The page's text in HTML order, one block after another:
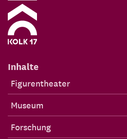
Inhalte
Figurentheater
Museum
Forschung